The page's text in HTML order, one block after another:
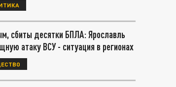
сбиты десятки БПЛА: Ярославль
атаку ВСУ - ситуация в регионах